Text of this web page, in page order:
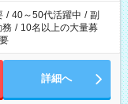
/ 40～50代活躍中 / 副
務 / 10名以上の大量募
詳細へ